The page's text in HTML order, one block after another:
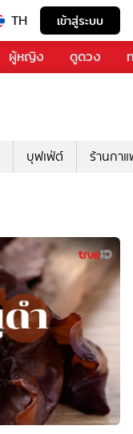
TH เข้าสู่ระบบ
ผู้หญิง ดูดวง
บุฟเฟ่ต์ ร้านกา